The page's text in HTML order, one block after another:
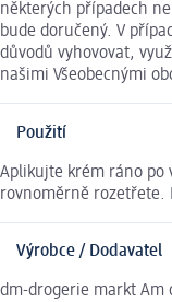
některých případech
bude doručený. V
důvodů vyhovovat,
našimi Všeobecnými
Použití
Aplikujte krém ráno po
rovnoměrně rozetřete.
Výrobce / Dodavatel
dm-drogerie markt Am